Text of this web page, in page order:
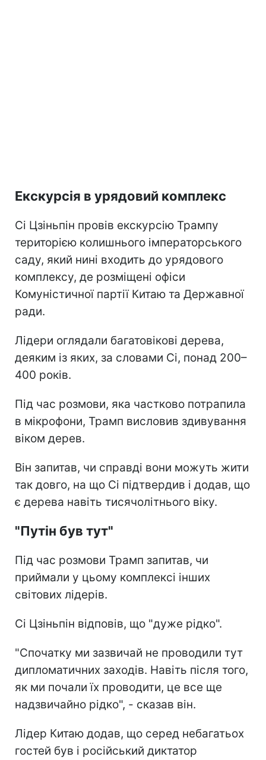
Екскурсія в урядовий комплекс
Сі Цзіньпін провів екскурсію Трампу
територією колишнього імператорського
саду, який нині входить до урядового
комплексу, де розміщені офіси
Комуністичної партії Китаю та Державної
ради.
Лідери оглядали багатовікові дерева,
деяким із яких, за словами Сі, понад 200–
400 років.
Під час розмови, яка частково потрапила
в мікрофони, Трамп висловив здивування
віком дерев.
Він запитав, чи справді вони можуть жити
так довго, на що Сі підтвердив і додав, що
є дерева навіть тисячолітнього віку.
"Путін був тут"
Під час розмови Трамп запитав, чи
приймали у цьому комплексі інших
світових лідерів.
Сі Цзіньпін відповів, що "дуже рідко".
"Спочатку ми зазвичай не проводили тут
дипломатичних заходів. Навіть після того,
як ми почали їх проводити, це все ще
надзвичайно рідко", - сказав він.
Лідер Китаю додав, що серед небагатьох
гостей був і російський диктатор